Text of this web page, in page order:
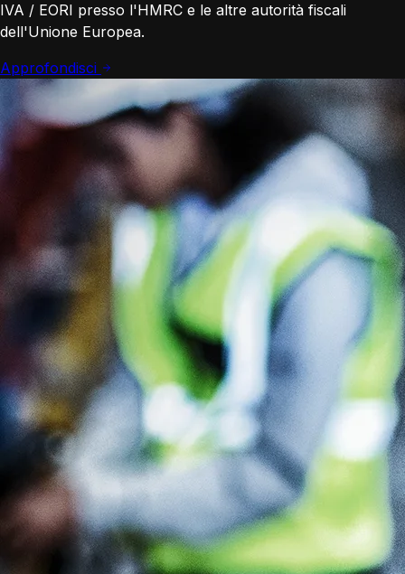
IVA / EORI presso l'HMRC e le altre autorità fiscali
dell'Unione Europea.
Approfondisci